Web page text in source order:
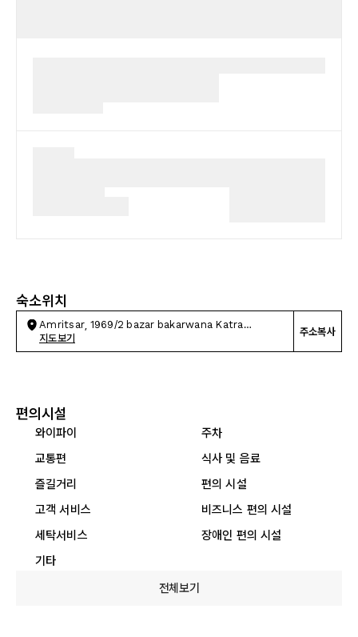
숙소위치
Amritsar, 1969/2 bazar bakarwana Katra
Ahluwalia
지도보기
주소복사
편의시설
와이파이
주차
교통편
식사 및 음료
즐길거리
편의 시설
고객 서비스
비즈니스 편의 시설
세탁서비스
장애인 편의 시설
기타
전체보기